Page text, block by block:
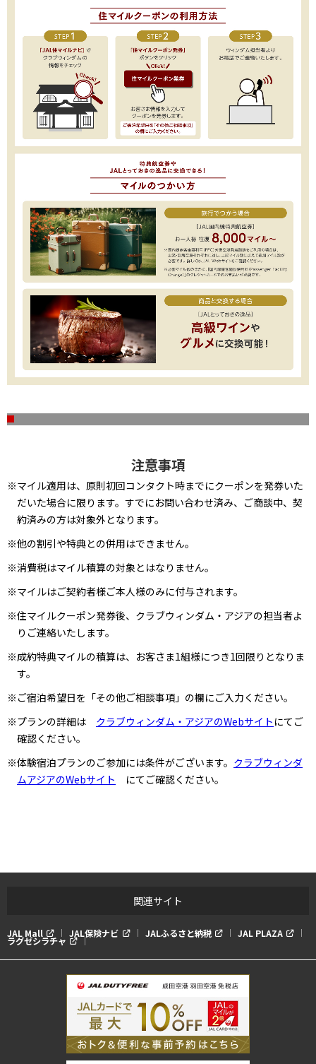
注意事項
※マイル適用は、原則初回コンタクト時までにクーポンを発券いた
だいた場合に限ります。すでにお問い合わせ済み、ご商談中、契
約済みの方は対象外となります。
※他の割引や特典との併用はできません。
※消費税はマイル積算の対象とはなりません。
※マイルはご契約者様ご本人様のみに付与されます。
※住マイルクーポン発券後、クラブウィンダム・アジアの担当者よ
りご連絡いたします。
※成約特典マイルの積算は、お客さま1組様につき1回限りとなりま
す。
※ご宿泊希望日を「その他ご相談事項」の欄にご入力ください。
※プランの詳細は クラブウィンダム・アジアのWebサイト にてご
確認ください。
※体験宿泊プランのご参加には条件がございます。 クラブウィンダ
ムアジアのWebサイト にてご確認ください。
関連サイト
JAL Mall JAL保険ナビ JALふるさと納税 JAL PLAZA
ラグゼシラチャ